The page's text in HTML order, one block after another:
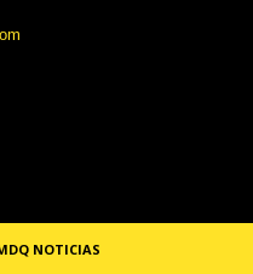
NOTICIAS